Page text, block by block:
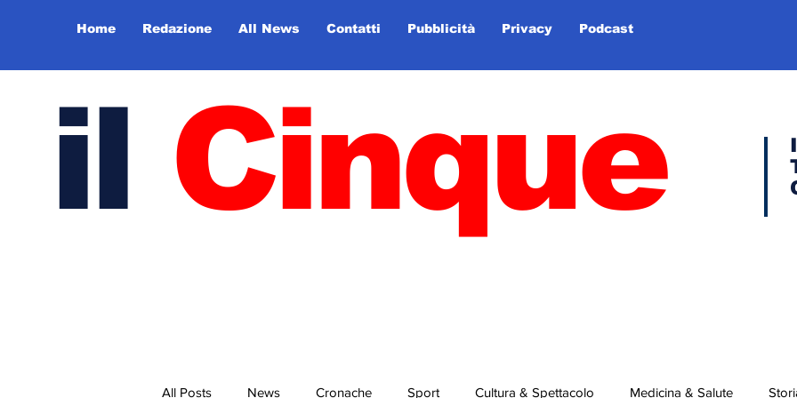
Home Redazione All News Contatti Pubblicità Privacy Podcast
il Cinque
All Posts News Cronache Sport Cultura & Spettacolo Medicina & Salute